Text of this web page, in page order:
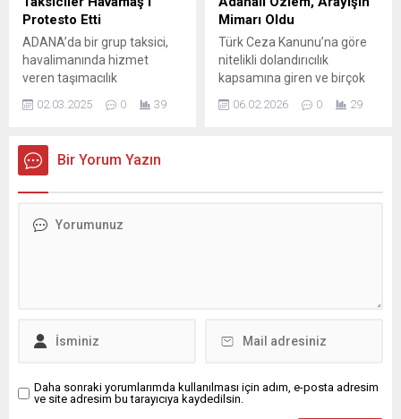
İstanbul Havalimanına
Çukurova havalimanında
bekletiliyor...
köpeklerinin toplatılmasını
Değişiklik Yapılmasına Dair
Kanun’a yönelik eleştirilerini
sürdüren Nesrin Çıtırık;
hayvan...
Protesto Etti
ADANA’da bir grup taksici,
havalimanında hizmet
veren taşımacılık
sayısının artırılması için
etti. Adana Taksiciler Esnaf
Odası’nda kayıtlı olarak
Turgut Özal Bulvarı’ndaki bir
noktalarda durak...
02.03.2025 0 39
Mimarı Oldu
Türk Ceza Kanunu’na göre
nitelikli dolandırıcılık
kapsamına giren ve birçok
yaşadığı İBAN
IBAN’ını kullandırıp,
06.02.2026 0 29
Bir Yorum Yazın
Daha sonraki yorumlarımda kullanılması için adım, e-posta adresim
ve site adresim bu tarayıcıya kaydedilsin.